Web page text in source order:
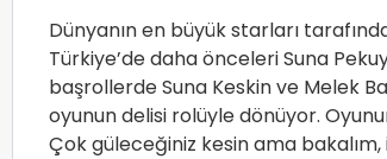
Dünyanın en büyük starları
Türkiye’de daha önceleri Suna
başrollerde Suna Keskin ve Melek
oyunun delisi rolüyle dönüyor.
Çok güleceğiniz kesin ama bakalım,